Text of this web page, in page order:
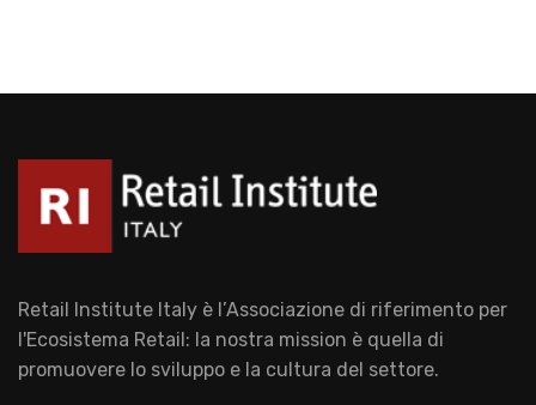
Retail Institute Italy è l’Associazione di riferimento per
l'Ecosistema Retail: la nostra mission è quella di
promuovere lo sviluppo e la cultura del settore.